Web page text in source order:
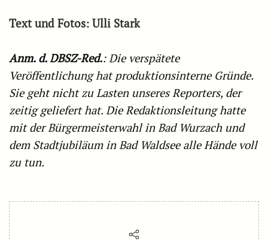
Text und Fotos: Ulli Stark
Anm. d. DBSZ-Red.: Die verspätete
Veröffentlichung hat produktionsinterne Gründe.
Sie geht nicht zu Lasten unseres Reporters, der
zeitig geliefert hat. Die Redaktionsleitung hatte
mit der Bürgermeisterwahl in Bad Wurzach und
dem Stadtjubiläum in Bad Waldsee alle Hände voll
zu tun.